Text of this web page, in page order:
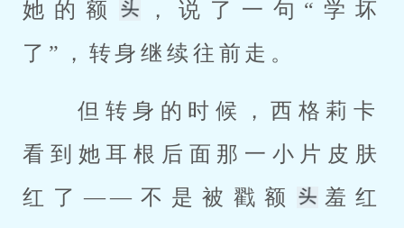
她的额
，说了一句“学坏
了”，转身继续往前走。
看到她耳根后面那一小片皮肤
红了——不是被戳额
羞红